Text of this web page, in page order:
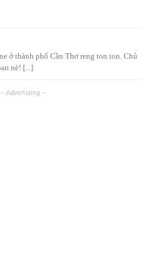
ở thành phố Cần Thơ reng ton ton. Chủ
nè! [...]